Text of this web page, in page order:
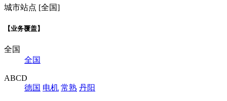
城市站点 [全国]
【业务覆盖】
全国
全国
ABCD
德国 电机 常熟 丹阳